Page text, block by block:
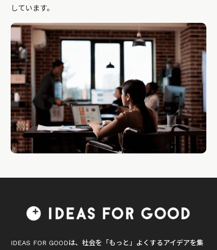
しています。
IDEAS FOR GOODは、社会を「もっと」よくするアイデアを集